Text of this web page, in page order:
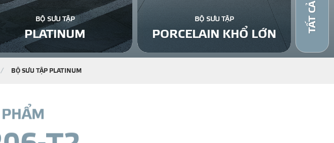
BỘ SƯU TẬP
PLATINUM
BỘ SƯU TẬP
PORCELAIN KHỔ LỚN
TẤT CẢ
BỘ SƯU TẬP PLATINUM
PHẨM